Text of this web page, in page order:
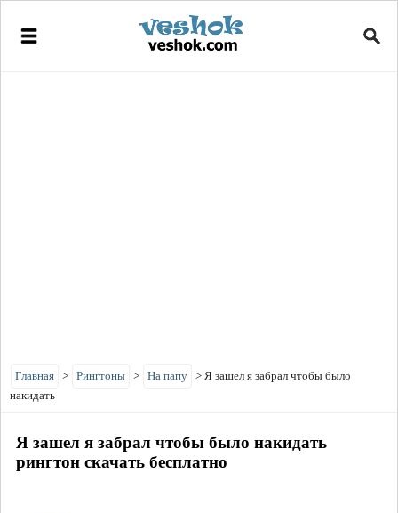
Главная > Рингтоны > На папу > Я зашел я забрал чтобы было
накидать
Я зашел я забрал чтобы было накидать
рингтон скачать бесплатно